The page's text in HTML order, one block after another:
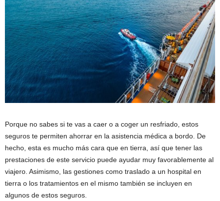
Porque no sabes si te vas a caer o a coger un resfriado, estos
seguros te permiten ahorrar en la asistencia médica a bordo. De
hecho, esta es mucho más cara que en tierra, así que tener las
prestaciones de este servicio puede ayudar muy favorablemente al
viajero. Asimismo, las gestiones como traslado a un hospital en
tierra o los tratamientos en el mismo también se incluyen en
algunos de estos seguros.